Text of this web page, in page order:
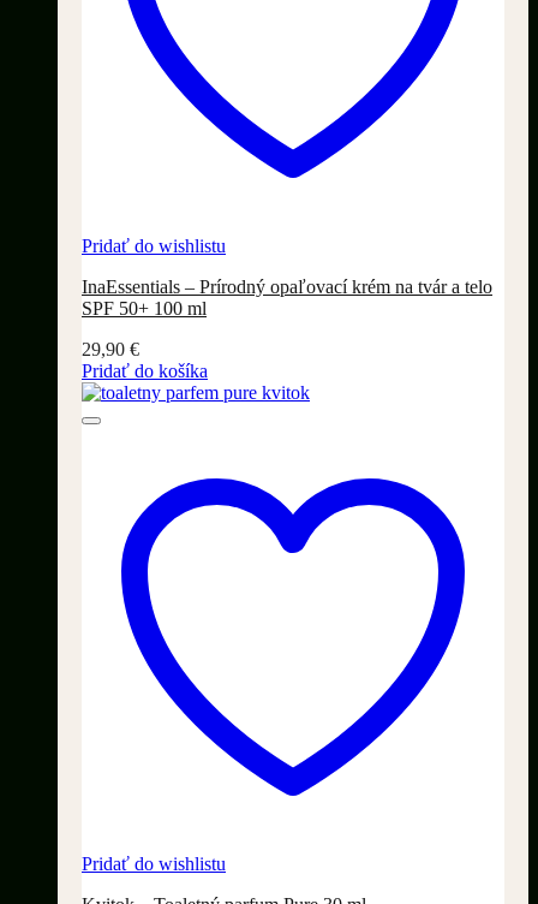
Pridať do wishlistu
InaEssentials – Prírodný opaľovací krém na tvár a telo
SPF 50+ 100 ml
29,90 €
Pridať do košíka
Pridať do wishlistu